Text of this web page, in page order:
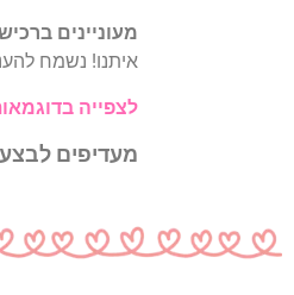
מעוניינים
איתנו! נשמח
לצפייה
מעדיפים